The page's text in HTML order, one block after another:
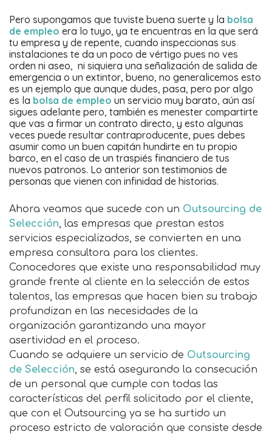
Pero supongamos que tuviste buena suerte y la bolsa
de empleo era lo tuyo, ya te encuentras en la que será
tu empresa y de repente, cuando inspeccionas sus
instalaciones te da un poco de vértigo pues no ves
orden ni aseo, ni siquiera una señalización de salida de
emergencia o un extintor, bueno, no generalicemos esto
es un ejemplo que aunque dudes, pasa, pero por algo
es la bolsa de empleo un servicio muy barato, aún así
sigues adelante pero, también es menester compartirte
que vas a firmar un contrato directo, y esto algunas
veces puede resultar contraproducente, pues debes
asumir como un buen capitán hundirte en tu propio
barco, en el caso de un traspiés financiero de tus
nuevos patronos. Lo anterior son testimonios de
personas que vienen con infinidad de historias.
Ahora veamos que sucede con un Outsourcing de
Selección, las empresas que prestan estos
servicios especializados, se convierten en una
empresa consultora para los clientes.
Conocedores que existe una responsabilidad muy
grande frente al cliente en la selección de estos
talentos, las empresas que hacen bien su trabajo
profundizan en las necesidades de la
organización garantizando una mayor
asertividad en el proceso.
Cuando se adquiere un servicio de Outsourcing
de Selección, se está asegurando la consecución
de un personal que cumple con todas las
características del perfil solicitado por el cliente,
que con el Outsourcing ya se ha surtido un
proceso estricto de valoración que consiste desde